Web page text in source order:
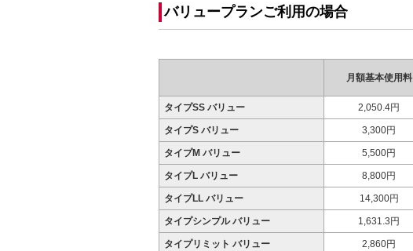
バリュープランご利用の場合
月額基本使用料
タイプSS バリュー 2,050.4円
タイプS バリュー 3,300円
タイプM バリュー 5,500円
タイプL バリュー 8,800円
タイプLL バリュー 14,300円
タイプシンプル バリュー 1,631.3円
タイプリミット バリュー 2,860円